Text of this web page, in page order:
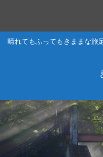
晴れてもふってもきままな旅